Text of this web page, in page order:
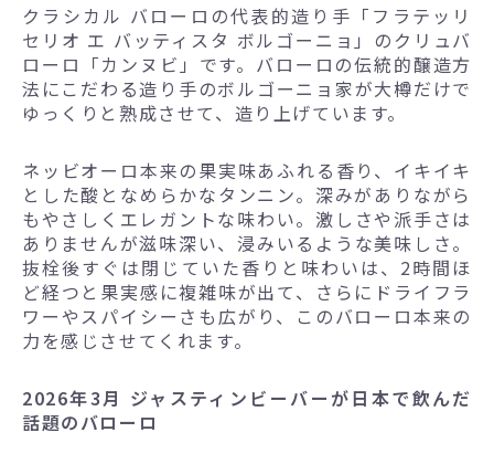
クラシカル バローロの代表的造り手「フラテッリ
セリオ エ バッティスタ ボルゴーニョ」のクリュバ
ローロ「カンヌビ」です。バローロの伝統的醸造方
法にこだわる造り手のボルゴーニョ家が大樽だけで
ゆっくりと熟成させて、造り上げています。
ネッビオーロ本来の果実味あふれる香り、イキイキ
とした酸となめらかなタンニン。深みがありながら
もやさしくエレガントな味わい。激しさや派手さは
ありませんが滋味深い、浸みいるような美味しさ。
抜栓後すぐは閉じていた香りと味わいは、2時間ほ
ど経つと果実感に複雑味が出て、さらにドライフラ
ワーやスパイシーさも広がり、このバローロ本来の
力を感じさせてくれます。
2026年3月 ジャスティンビーバーが日本で飲んだ
話題のバローロ